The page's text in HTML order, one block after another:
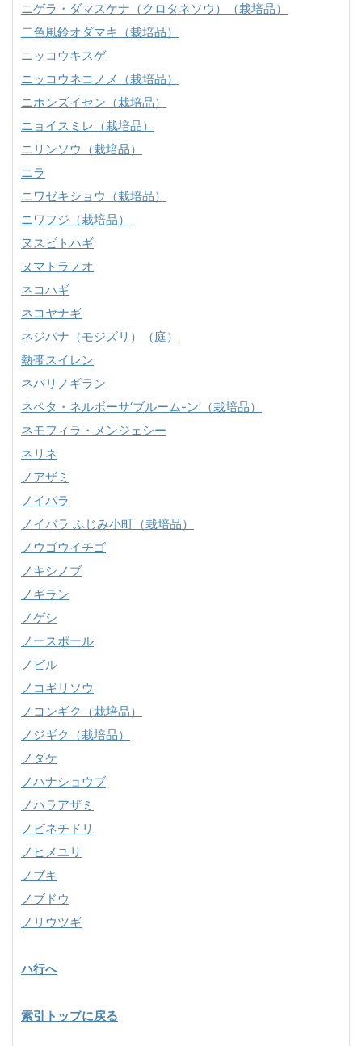
ニゲラ・ダマスケナ（クロタネソウ）（栽培品）
二色風鈴オダマキ（栽培品）
ニッコウキスゲ
ニッコウネコノメ（栽培品）
ニホンズイセン（栽培品）
ニョイスミレ（栽培品）
ニリンソウ（栽培品）
ニラ
ニワゼキショウ（栽培品）
ニワフジ（栽培品）
ヌスビトハギ
ヌマトラノオ
ネコハギ
ネコヤナギ
ネジバナ（モジズリ）（庭）
熱帯スイレン
ネバリノギラン
ネペタ・ネルボーサ‘ブルーム-ン’（栽培品）
ネモフィラ・メンジェシー
ネリネ
ノアザミ
ノイバラ
ノイバラ ふじみ小町（栽培品）
ノウゴウイチゴ
ノキシノブ
ノギラン
ノゲシ
ノースポール
ノビル
ノコギリソウ
ノコンギク（栽培品）
ノジギク（栽培品）
ノダケ
ノハナショウブ
ノハラアザミ
ノビネチドリ
ノヒメユリ
ノブキ
ノブドウ
ノリウツギ
ハ行へ
索引トップに戻る